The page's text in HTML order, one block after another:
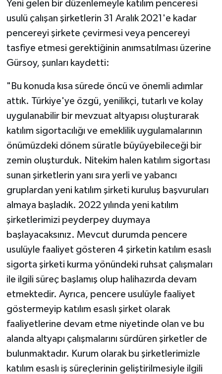
Yeni gelen bir düzenlemeyle katılım penceresi
usulü çalışan şirketlerin 31 Aralık 2021'e kadar
pencereyi şirkete çevirmesi veya pencereyi
tasfiye etmesi gerektiğinin anımsatılması üzerine
Gürsoy, şunları kaydetti:
"Bu konuda kısa sürede öncü ve önemli adımlar
attık. Türkiye'ye özgü, yenilikçi, tutarlı ve kolay
uygulanabilir bir mevzuat altyapısı oluşturarak
katılım sigortacılığı ve emeklilik uygulamalarının
önümüzdeki dönem süratle büyüyebileceği bir
zemin oluşturduk. Nitekim halen katılım sigortası
sunan şirketlerin yanı sıra yerli ve yabancı
gruplardan yeni katılım şirketi kuruluş başvuruları
almaya başladık. 2022 yılında yeni katılım
şirketlerimizi peyderpey duymaya
başlayacaksınız. Mevcut durumda pencere
usulüyle faaliyet gösteren 4 şirketin katılım esaslı
sigorta şirketi kurma yönündeki ruhsat çalışmaları
ile ilgili süreç başlamış olup halihazırda devam
etmektedir. Ayrıca, pencere usulüyle faaliyet
göstermeyip katılım esaslı şirket olarak
faaliyetlerine devam etme niyetinde olan ve bu
alanda altyapı çalışmalarını sürdüren şirketler de
bulunmaktadır. Kurum olarak bu şirketlerimizle
katılım esaslı iş süreçlerinin geliştirilmesiyle ilgili